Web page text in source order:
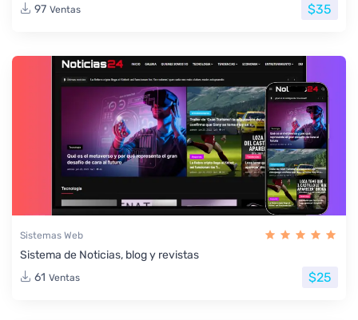
97 Ventas $35
Sistemas Web
Sistema de Noticias, blog y revistas
61 Ventas $25